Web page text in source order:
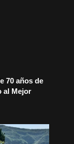
70 años de
al Mejor